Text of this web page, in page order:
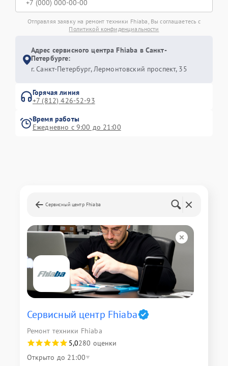
Отправляя заявку на ремонт техники Fhiaba, Вы соглашаетесь с
Политикой конфиденциальности
Адрес сервисного центра Fhiaba в Санкт-
Петербурге:
г. Санкт-Петербург, Лермонтовский проспект, 35
Горячая линия
+7 (812) 426-52-93
Время работы
Ежедневно с 9:00 до 21:00
Сервисный центр Fhiaba
Сервисный центр Fhiaba
Ремонт техники Fhiaba
5,0280 оценки
Открыто до 21:00